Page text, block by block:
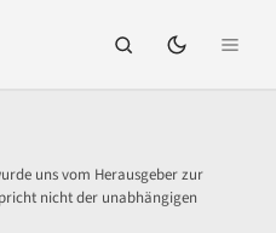
uns vom Herausgeber zur
nicht der unabhängigen